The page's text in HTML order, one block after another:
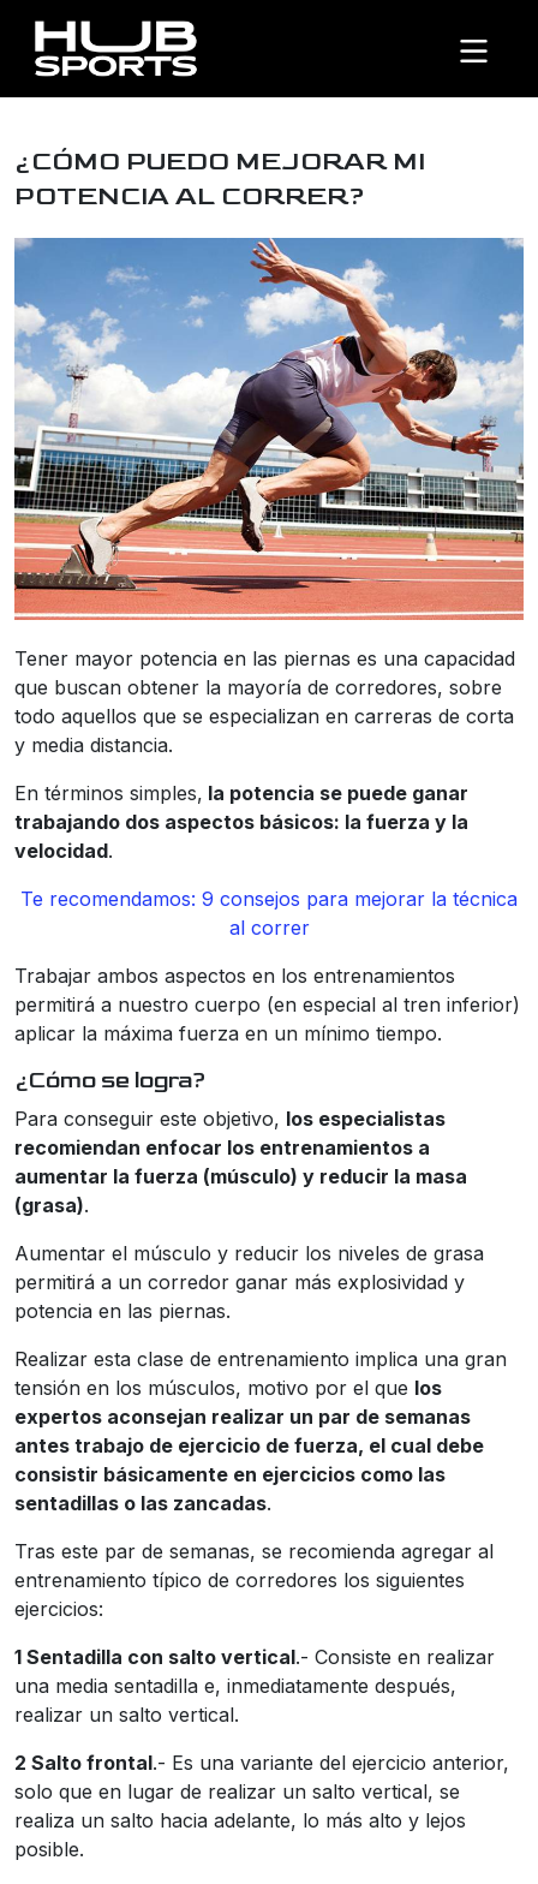
¿CÓMO PUEDO MEJORAR MI
POTENCIA AL CORRER?
Tener mayor potencia en las piernas es una capacidad
que buscan obtener la mayoría de corredores, sobre
todo aquellos que se especializan en carreras de corta
y media distancia.
En términos simples, la potencia se puede ganar
trabajando dos aspectos básicos: la fuerza y la
velocidad.
Te recomendamos: 9 consejos para mejorar la técnica
al correr
Trabajar ambos aspectos en los entrenamientos
permitirá a nuestro cuerpo (en especial al tren inferior)
aplicar la máxima fuerza en un mínimo tiempo.
¿Cómo se logra?
Para conseguir este objetivo, los especialistas
recomiendan enfocar los entrenamientos a
aumentar la fuerza (músculo) y reducir la masa
(grasa).
Aumentar el músculo y reducir los niveles de grasa
permitirá a un corredor ganar más explosividad y
potencia en las piernas.
Realizar esta clase de entrenamiento implica una gran
tensión en los músculos, motivo por el que los
expertos aconsejan realizar un par de semanas
antes trabajo de ejercicio de fuerza, el cual debe
consistir básicamente en ejercicios como las
sentadillas o las zancadas.
Tras este par de semanas, se recomienda agregar al
entrenamiento típico de corredores los siguientes
ejercicios:
1 Sentadilla con salto vertical.- Consiste en realizar
una media sentadilla e, inmediatamente después,
realizar un salto vertical.
2 Salto frontal.- Es una variante del ejercicio anterior,
solo que en lugar de realizar un salto vertical, se
realiza un salto hacia adelante, lo más alto y lejos
posible.